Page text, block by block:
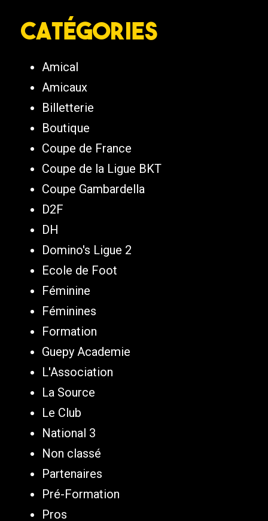
Catégories
Amical
Amicaux
Billetterie
Boutique
Coupe de France
Coupe de la Ligue BKT
Coupe Gambardella
D2F
DH
Domino's Ligue 2
Ecole de Foot
Féminine
Féminines
Formation
Guepy Academie
L'Association
La Source
Le Club
National 3
Non classé
Partenaires
Pré-Formation
Pros